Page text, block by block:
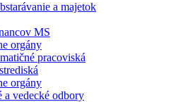
a majetok
MS
orgány
pracoviská
orgány
a vedecké odbory